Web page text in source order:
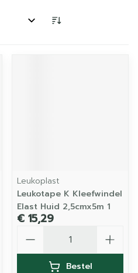
Leukoplast
Leukotape K Kleefwindel
Elast Huid 2,5cmx5m 1
€ 15,29
Bestel